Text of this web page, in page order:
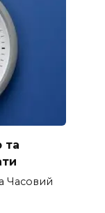
та
Часовий